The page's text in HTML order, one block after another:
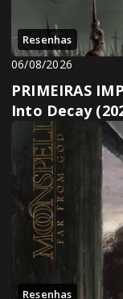
Resenhas
06/08/2026
PRIMEIRAS
Into Decay
Resenhas